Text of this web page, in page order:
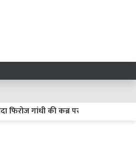
की कब्र पर फूल चढ़ाने जरूर जाएं’